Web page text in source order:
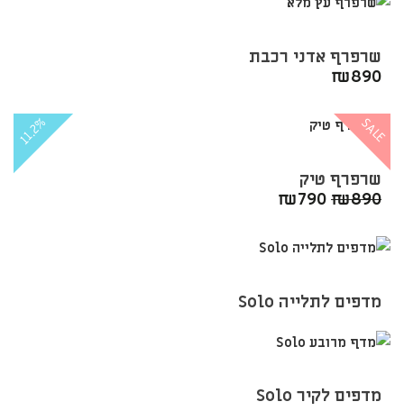
שרפרף אדני רכבת
₪890
11.2% SALE
שרפרף טיק
₪890
המחיר
היה:
₪890.
₪790
הוא:
₪790.
מדפים לתלייה Solo
מדפים לקיר Solo